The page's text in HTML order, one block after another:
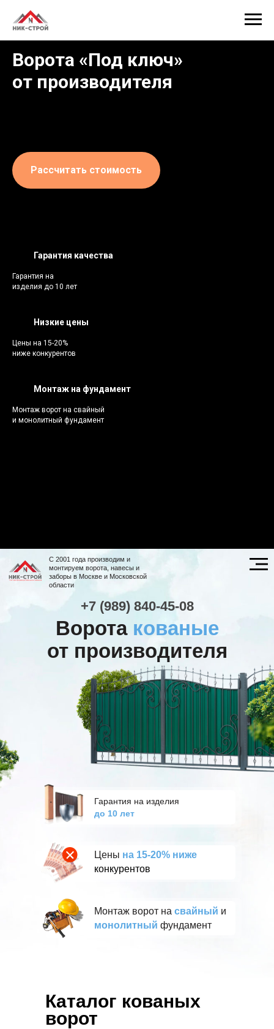
Ворота «Под ключ»
от производителя
Рассчитать стоимость
Гарантия качества
Гарантия на
изделия до 10 лет
Низкие цены
Цены на 15-20%
ниже конкурентов
Монтаж на фундамент
Монтаж ворот на свайный
и монолитный фундамент
C 2001 года производим и
монтируем ворота, навесы и
заборы в Москве и Московской
области
Гарантия на изделия
до 10 лет
Цены на 15-20% ниже
конкурентов
Монтаж ворот на свайный и
монолитный фундамент
+7 (989) 840-45-08
Ворота кованые
от производителя
Каталог кованых
ворот